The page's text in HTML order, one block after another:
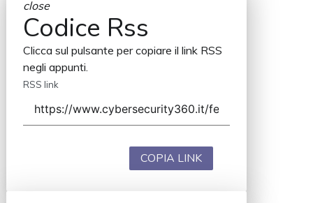
close
Codice Rss
Clicca sul pulsante per copiare il link RSS
negli appunti.
RSS link
COPIA LINK